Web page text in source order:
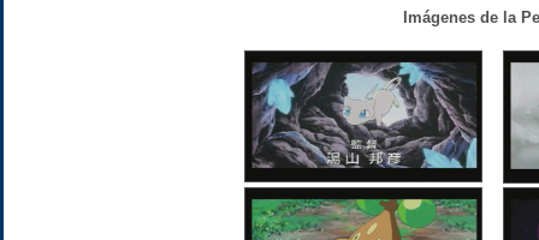
Imágenes de la